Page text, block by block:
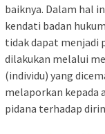
baiknya. Dalam hal
kendati badan
tidak dapat menjadi
dilakukan melalui
(individu) yang
melaporkan kepada
pidana terhadap